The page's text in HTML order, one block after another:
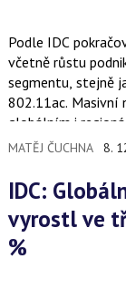
Podle IDC
včetně růstu
segmentu, stejně
802.11ac. Masivní
globálním i
MATĚJ ČUCHNA 8.
IDC: Globální trh nositelné elektroniky
vyrostl ve
%